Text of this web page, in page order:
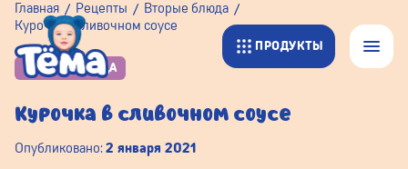
ПРОДУКТЫ
Главная Рецепты
Вторые блюда
Курочка в сливочном соусе
ВТОРЫЕ БЛЮДА
Курочка в сливочном соусе
Опубликовано:2 января 2021